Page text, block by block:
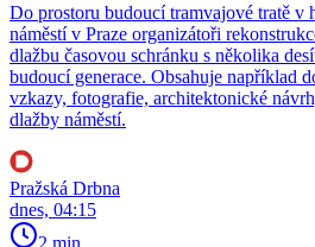
Do prostoru budoucí tramvajové tratě v
náměstí v Praze organizátoři
dlažbu časovou schránku s několika
budoucí generace. Obsahuje například
vzkazy, fotografie, architektonické
dlažby náměstí.
Pražská Drbna
dnes, 04:15
2 min